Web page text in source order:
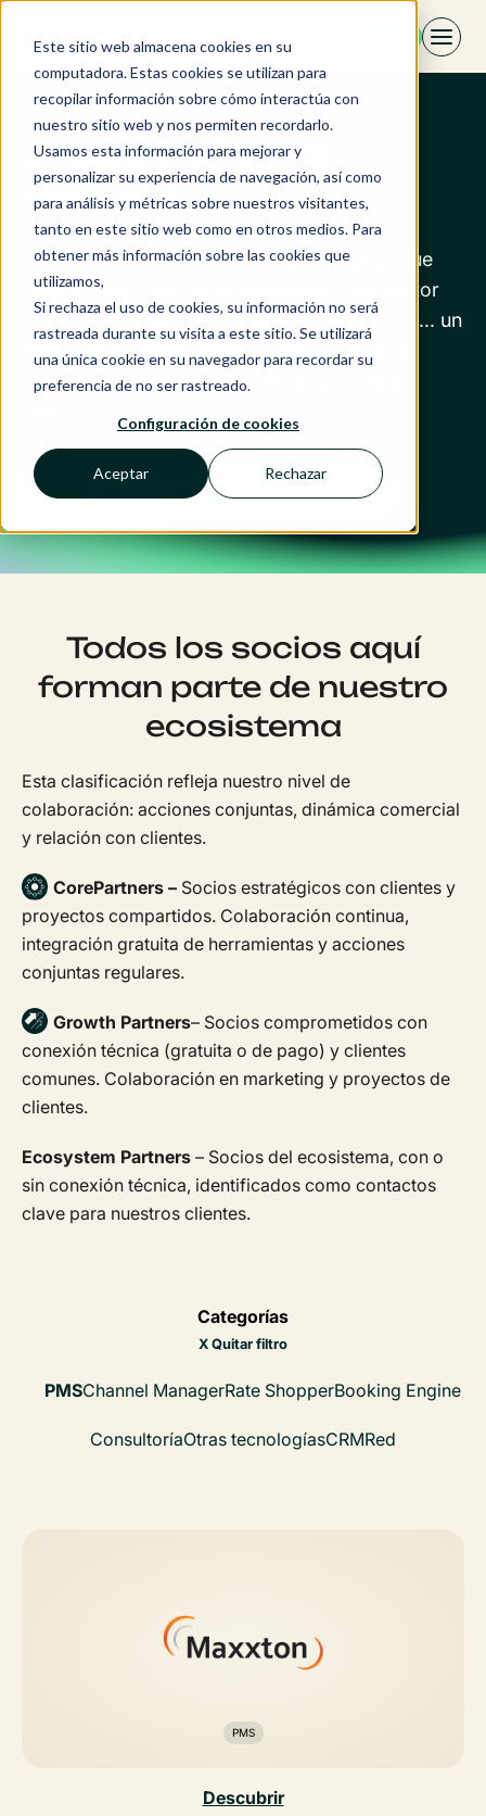
Este sitio web almacena cookies en su
computadora. Estas cookies se utilizan para
recopilar información sobre cómo interactúa con
nuestro sitio web y nos permiten recordarlo.
Usamos esta información para mejorar y
personalizar su experiencia de navegación, así como
para análisis y métricas sobre nuestros visitantes,
tanto en este sitio web como en otros medios. Para
obtener más información sobre las cookies que
utilizamos,
Si rechaza el uso de cookies, su información no será
rastreada durante su visita a este sitio. Se utilizará
una única cookie en su navegador para recordar su
preferencia de no ser rastreado.
Configuración de cookies
Aceptar Rechazar
Saltar
El ecosistema
Revbell
Descubra a nuestros socios de confianza que
contribuyen cada día al crecimiento del sector
hotelero. Tecnología, consultoría, formación... un
ecosistema comprometido con conectar la
experiencia y proporcionarle apoyo a largo
Descubrir
Todos los socios aquí
forman parte de nuestro
ecosistema
Esta clasificación refleja nuestro nivel de
colaboración: acciones conjuntas, dinámica comercial
y relación con clientes.
CorePartners – Socios estratégicos con clientes y
proyectos compartidos. Colaboración continua,
integración gratuita de herramientas y acciones
conjuntas regulares.
Growth Partners– Socios comprometidos con
conexión técnica (gratuita o de pago) y clientes
comunes. Colaboración en marketing y proyectos de
clientes.
Ecosystem Partners – Socios del ecosistema, con o
sin conexión técnica, identificados como contactos
clave para nuestros clientes.
Categorías
X Quitar filtro
PMSChannel ManagerRate ShopperBooking Engine
ConsultoríaOtras tecnologíasCRMRed
PMS
Descubrir